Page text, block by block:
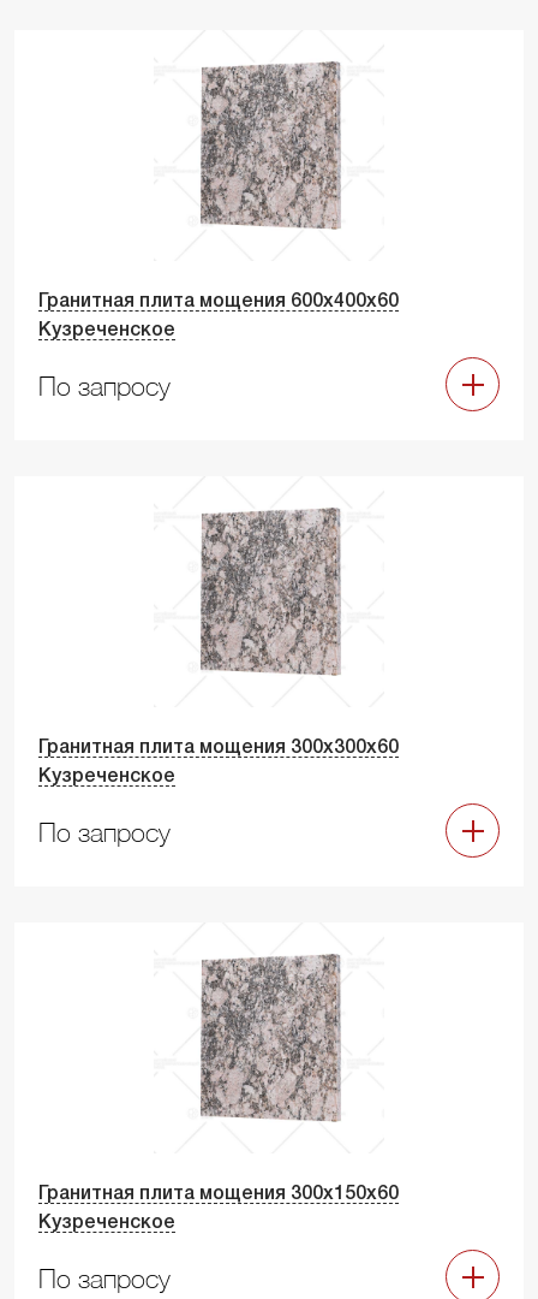
Гранитная плита мощения 600х400х60
Кузреченское
По запросу
Гранитная плита мощения 300х300х60
Кузреченское
По запросу
Гранитная плита мощения 300х150х60
Кузреченское
По запросу